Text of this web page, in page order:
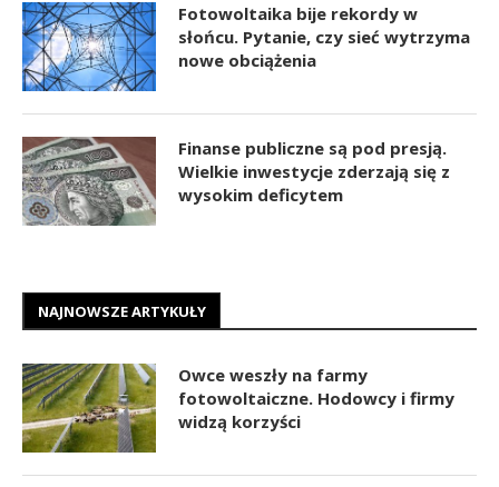
Fotowoltaika bije rekordy w
słońcu. Pytanie, czy sieć wytrzyma
nowe obciążenia
Finanse publiczne są pod presją.
Wielkie inwestycje zderzają się z
wysokim deficytem
NAJNOWSZE ARTYKUŁY
Owce weszły na farmy
fotowoltaiczne. Hodowcy i firmy
widzą korzyści